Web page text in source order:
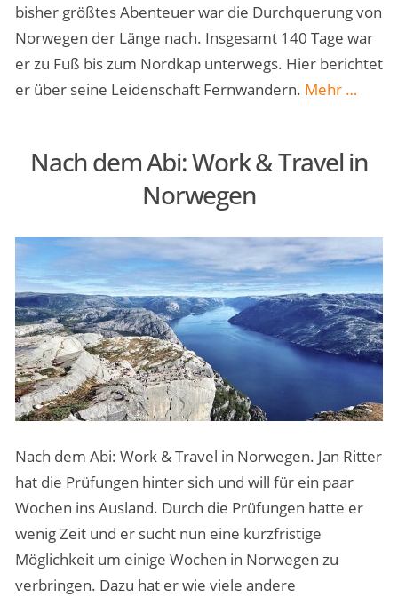
bisher größtes Abenteuer war die Durchquerung von
Norwegen der Länge nach. Insgesamt 140 Tage war
er zu Fuß bis zum Nordkap unterwegs. Hier berichtet
er über seine Leidenschaft Fernwandern. Mehr „Die
…
Nach dem Abi: Work & Travel in
Norwegen
Nach dem Abi: Work & Travel in Norwegen. Jan Ritter
hat die Prüfungen hinter sich und will für ein paar
Wochen ins Ausland. Durch die Prüfungen hatte er
wenig Zeit und er sucht nun eine kurzfristige
Möglichkeit um einige Wochen in Norwegen zu
verbringen. Dazu hat er wie viele andere